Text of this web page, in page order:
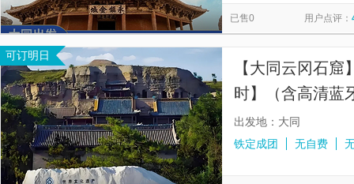
已售0 用户点评：
可订明日
【大同云冈石
时】（含高清蓝
出发地：大同
铁定成团
无自费